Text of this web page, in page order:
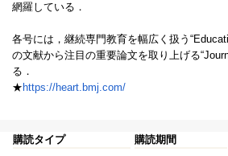
網羅している．
各号には，継続専門教育を幅広く扱う
の文献から注目の重要論文を取り上げる
る．
★ https://heart.bmj.com/
購読タイプ 購読期間